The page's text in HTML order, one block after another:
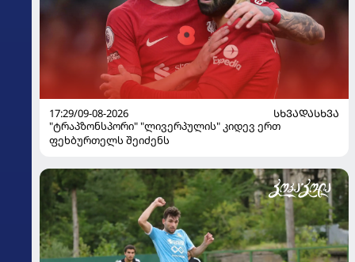
17:29/09-08-2026
ᲡᲮᲕᲐᲓᲐᲡᲮᲕᲐ
"ტრაპზონსპორი" "ლივერპულის" კიდევ ერთ
ფეხბურთელს შეიძენს